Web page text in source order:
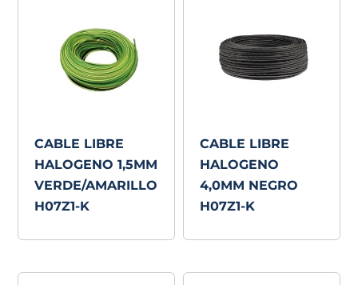
CABLE LIBRE
HALOGENO 1,5MM
VERDE/AMARILLO
H07Z1-K
CABLE LIBRE
HALOGENO
4,0MM NEGRO
H07Z1-K